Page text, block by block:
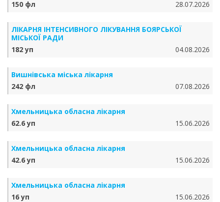
150 фл
28.07.2026
ЛІКАРНЯ ІНТЕНСИВНОГО ЛІКУВАННЯ БОЯРСЬКОЇ
МІСЬКОЇ РАДИ
182 уп
04.08.2026
Вишнівська міська лікарня
242 фл
07.08.2026
Хмельницька обласна лікарня
62.6 уп
15.06.2026
Хмельницька обласна лікарня
42.6 уп
15.06.2026
Хмельницька обласна лікарня
16 уп
15.06.2026